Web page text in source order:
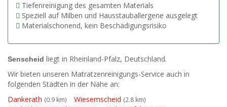
Tiefenreinigung des gesamten Materials
Speziell auf Milben und Hausstauballergene ausgelegt
Materialschonend, kein Beschädigungsrisiko
Senscheid liegt in Rheinland-Pfalz, Deutschland.
Wir bieten unseren Matratzenreinigungs-Service auch in
folgenden Städten in der Nähe an:
Dankerath (0.9 km) Wiesemscheid (2.8 km)